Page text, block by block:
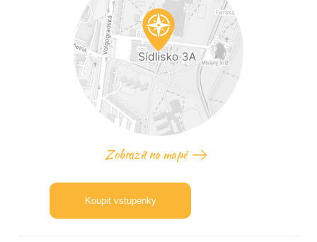
Zobrazit na mapě
Koupit vstupenky